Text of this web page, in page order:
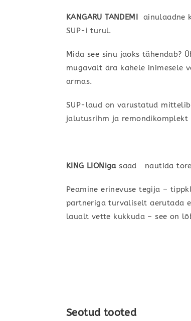
KANGARU TANDEMI ainulaadne
SUP-i turul.
Mida see sinu jaoks
mugavalt ära kahele inimesele
armas.
SUP-laud on varustatud
jalutusrihm ja remondikomplekt
KING LIONigasaad nautida
Peamine erinevuse tegija –
partneriga turvaliselt
laualt vette kukkuda – see on
Seotud tooted